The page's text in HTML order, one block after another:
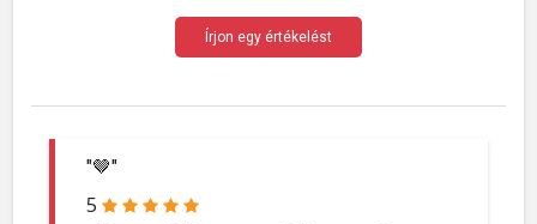
Írjon egy értékelést
"🤎"
5